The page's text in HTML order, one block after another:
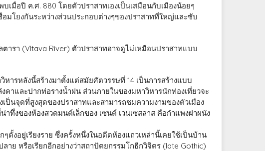
มื่อปี ค.ศ. 880 โดยตัวปราสาทเองเป็นเสมือนกับเมืองน้อยๆ
มโยงกันระหว่างส่วนประกอบต่างๆของปราสาทที่ใหญ่และซับ
ารา (Vltava River) ตัวปราสาทอาจดูไม่เหมือนปราสาทแบบ
ารหลังนี้สร้างมาตั้งแต่สมัยศัตวรรษที่ 14 เป็นการสร้างแบบ
และปากท่อรางน้ำฝน ส่วนภายในของมหาวิหารนักท่องเที่ยวจะ
นจุดที่สูงสุดของปราสาทและสามารถชมความงามของตัวเมือง
งของห้องสวดมนต์เล็กของ เซนต์ เวนเซสลาส คือกำแพงฝาผนัง
งอยู่เรียงราย ซึ่งครั้งหนึ่งในอดีตห้องแถวเหล่านี้เคยใช้เป็นบ้าน
าย หรือเรียกอีกอย่างว่าสถาปัตยกรรมโกธีกวิจิตร (late Gothic)